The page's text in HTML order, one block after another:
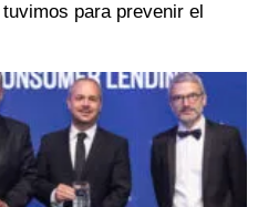
para prevenir el